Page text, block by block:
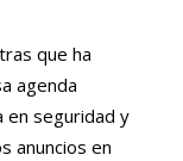
que ha
agenda
en seguridad y
anuncios en